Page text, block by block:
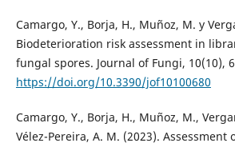
Camargo, Y., Borja, H., Muñoz, M. y
Biodeterioration risk assessment in
fungal spores. Journal of Fungi, 10(10),
https://doi.org/10.3390/jof10100680
Camargo, Y., Borja, H., Muñoz, M.,
Vélez-Pereira, A. M. (2023).